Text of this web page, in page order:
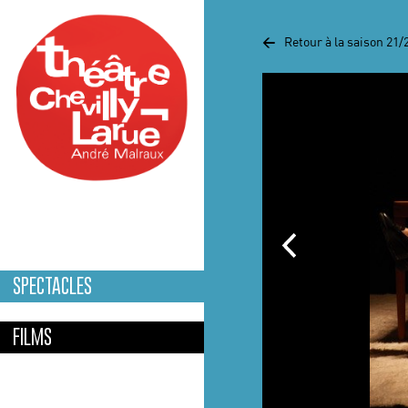
SPECTACLES
FILMS
< Retour à la saison 21/